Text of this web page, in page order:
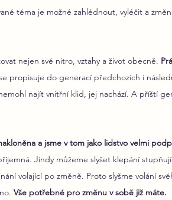
téma je možné zahlédnout, vyléčit a
nejen své nitro, vztahy a život obecně.
propisuje do generací předchozích i
najít vnitřní klid, jej nachází. A příští
a jsme v tom jako lidstvo velmi
Jindy můžeme slyšet klepání
volající po změně. Proto slyšme volání
Vše potřebné pro změnu v sobě již máte.